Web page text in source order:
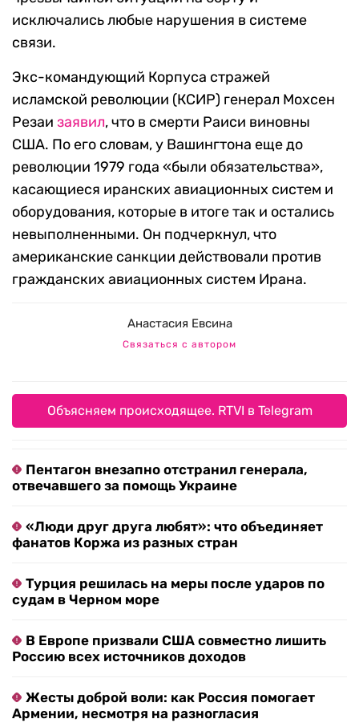
исключались любые нарушения в системе
связи.
Экс-командующий Корпуса стражей
исламской революции (КСИР) генерал Мохсен
Резаи заявил, что в смерти Раиси виновны
США. По его словам, у Вашингтона еще до
революции 1979 года «были обязательства»,
касающиеся иранских авиационных систем и
оборудования, которые в итоге так и остались
невыполненными. Он подчеркнул, что
американские санкции действовали против
гражданских авиационных систем Ирана.
Анастасия Евсина
Связаться с автором
Объясняем происходящее. RTVI в Telegram
Пентагон внезапно отстранил генерала,
отвечавшего за помощь Украине
«Люди друг друга любят»: что объединяет
фанатов Коржа из разных стран
Турция решилась на меры после ударов по
судам в Черном море
В Европе призвали США совместно лишить
Россию всех источников доходов
Жесты доброй воли: как Россия помогает
Армении, несмотря на разногласия